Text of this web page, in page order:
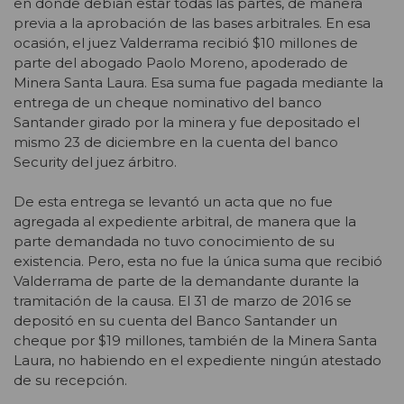
previa a la aprobación de las bases arbitrales. En esa
ocasión, el juez Valderrama recibió $10 millones de
parte del abogado Paolo Moreno, apoderado de
Minera Santa Laura. Esa suma fue pagada mediante la
entrega de un cheque nominativo del banco
Santander girado por la minera y fue depositado el
mismo 23 de diciembre en la cuenta del banco
Security del juez árbitro.
De esta entrega se levantó un acta que no fue
agregada al expediente arbitral, de manera que la
parte demandada no tuvo conocimiento de su
existencia. Pero, esta no fue la única suma que recibió
Valderrama de parte de la demandante durante la
tramitación de la causa. El 31 de marzo de 2016 se
depositó en su cuenta del Banco Santander un
cheque por $19 millones, también de la Minera Santa
Laura, no habiendo en el expediente ningún atestado
de su recepción.